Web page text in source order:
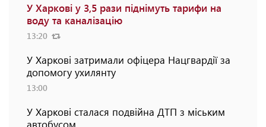
У Харкові у 3,5 рази піднімуть тарифи на
воду та каналізацію
13:20
У Харкові затримали офіцера Нацгвардії за
допомогу ухилянту
13:00
У Харкові сталася подвійна ДТП з міським
автобусом